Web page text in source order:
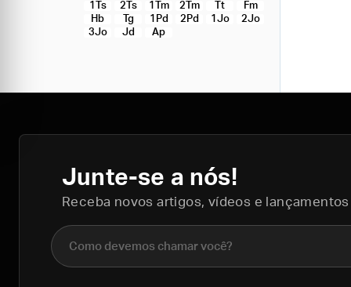
1Ts
2Ts 1Tm 2Tm Tt
Fm
Hb
Tg 1Pd 2Pd 1Jo
2Jo
3Jo
Jd Ap
Junte-se a nós!
Receba novos artigos, vídeos e
Nome completo